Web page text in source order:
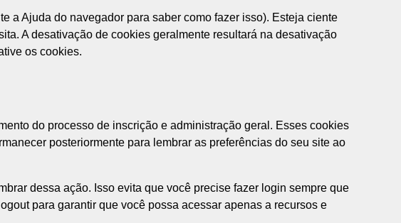
a Ajuda do navegador para saber como fazer isso). Esteja ciente
A desativação de cookies geralmente resultará na desativação
os cookies.
do processo de inscrição e administração geral. Esses cookies
posteriormente para lembrar as preferências do seu site ao
dessa ação. Isso evita que você precise fazer login sempre que
para garantir que você possa acessar apenas a recursos e